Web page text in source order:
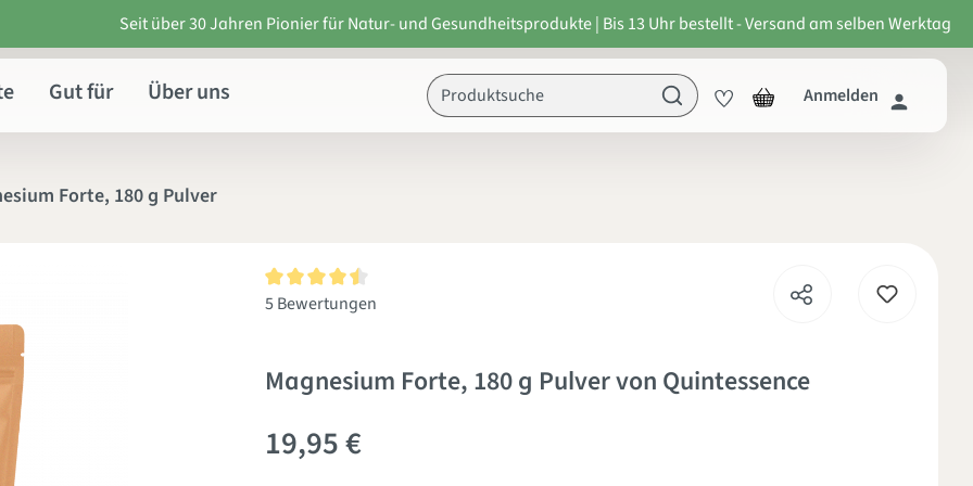
Seit über 30 Jahren Pionier für Natur- und Gesundheitsprodukte | Bis 13 Uhr bestellt - Versand am selben Werktag
Gut für Über uns Anmelden
Forte, 180 g Pulver
Durchschnittliche Bewertung von 4.6 von 5 Sternen
5 Bewertungen
Magnesium Forte, 180 g Pulver von Quintessence
19,95 €